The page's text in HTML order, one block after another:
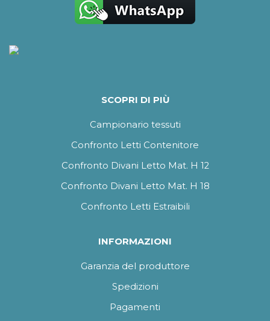
SCOPRI DI PIÙ
Campionario tessuti
Confronto Letti Contenitore
Confronto Divani Letto Mat. H 12
Confronto Divani Letto Mat. H 18
Confronto Letti Estraibili
INFORMAZIONI
Garanzia del produttore
Spedizioni
Pagamenti